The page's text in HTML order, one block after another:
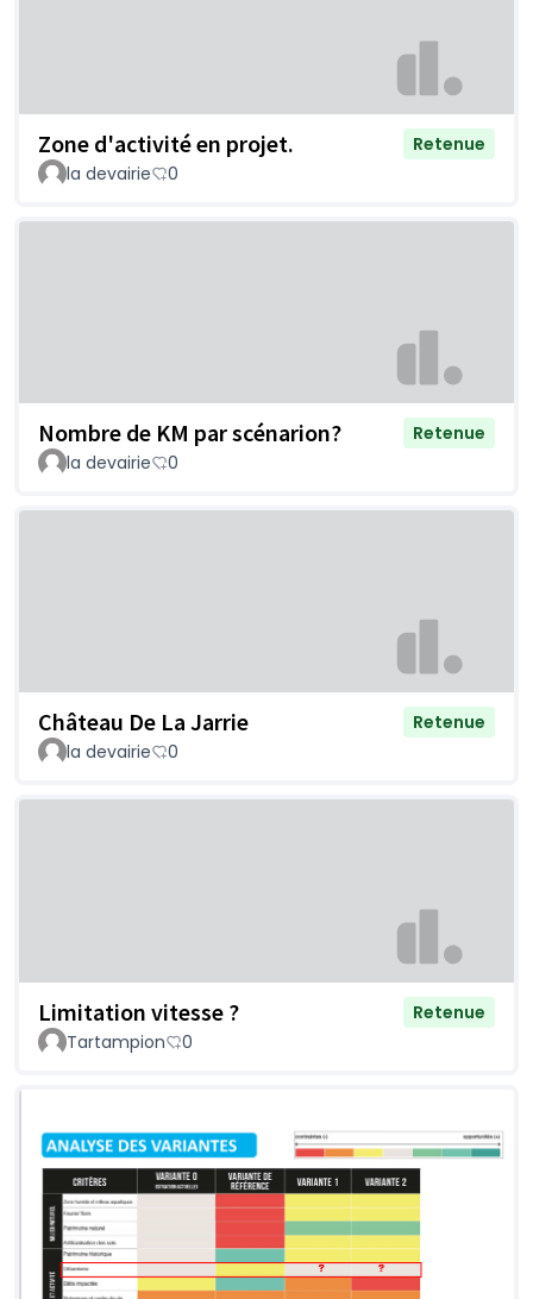
Zone d'activité en projet.
Retenue
la devairie
0
Nombre de KM par scénarion?
Retenue
la devairie
0
Château De La Jarrie
Retenue
la devairie
0
Limitation vitesse ?
Retenue
Tartampion
0